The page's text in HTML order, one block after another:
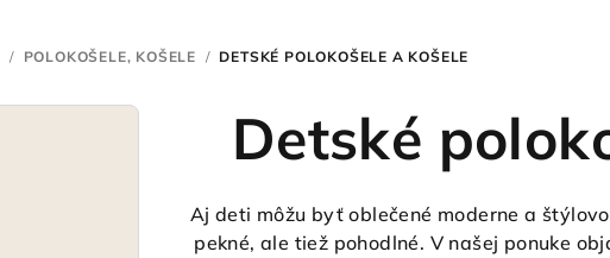
/ POLOKOŠELE, KOŠELE / DETSKÉ POLOKOŠELE A KOŠELE
Detské
Aj deti môžu byť oblečené moderne a
pekné, ale tiež pohodlné. V našej ponuke